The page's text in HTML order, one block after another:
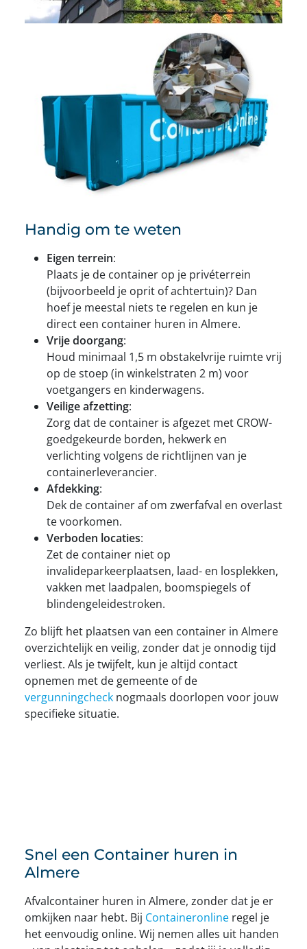
Handig om te weten
Eigen terrein:
Plaats je de container op je privéterrein
(bijvoorbeeld je oprit of achtertuin)? Dan
hoef je meestal niets te regelen en kun je
direct een container huren in Almere.
Vrije doorgang:
Houd minimaal 1,5 m obstakelvrije ruimte vrij
op de stoep (in winkelstraten 2 m) voor
voetgangers en kinderwagens.
Veilige afzetting:
Zorg dat de container is afgezet met CROW-
goedgekeurde borden, hekwerk en
verlichting volgens de richtlijnen van je
containerleverancier.
Afdekking:
Dek de container af om zwerfafval en overlast
te voorkomen.
Verboden locaties:
Zet de container niet op
invalideparkeerplaatsen, laad- en losplekken,
vakken met laadpalen, boomspiegels of
blindengeleidestroken.
Zo blijft het plaatsen van een container in Almere
overzichtelijk en veilig, zonder dat je onnodig tijd
verliest. Als je twijfelt, kun je altijd contact
opnemen met de gemeente of de
vergunningcheck nogmaals doorlopen voor jouw
specifieke situatie.
Snel een Container huren in
Almere
Afvalcontainer huren in Almere, zonder dat je er
omkijken naar hebt. Bij Containeronline regel je
het eenvoudig online. Wij nemen alles uit handen